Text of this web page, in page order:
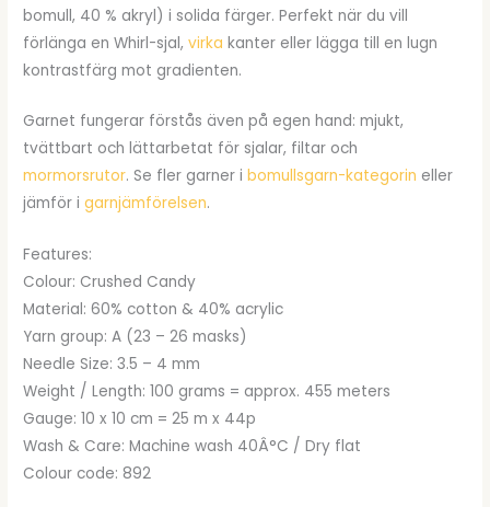
bomull, 40 % akryl) i solida färger. Perfekt när du vill
förlänga en Whirl-sjal,virka kanter eller lägga till en lugn
kontrastfärg mot gradienten.
Garnet fungerar förstås även på egen hand: mjukt,
tvättbart och lättarbetat för sjalar, filtar och
mormorsrutor. Se fler garner ibomullsgarn-kategorin eller
jämför igarnjämförelsen.
Features:
Colour: Crushed Candy
Material: 60% cotton & 40% acrylic
Yarn group: A (23 – 26 masks)
Needle Size: 3.5 – 4 mm
Weight / Length: 100 grams = approx. 455 meters
Gauge: 10 x 10 cm = 25 m x 44p
Wash & Care: Machine wash 40Â°C / Dry flat
Colour code: 892